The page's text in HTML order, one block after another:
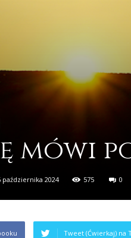
mówi
października 2024 575 0
Tweet (Ćwierkaj) na